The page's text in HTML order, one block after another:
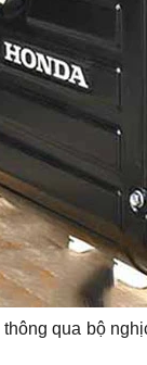
qua bộ